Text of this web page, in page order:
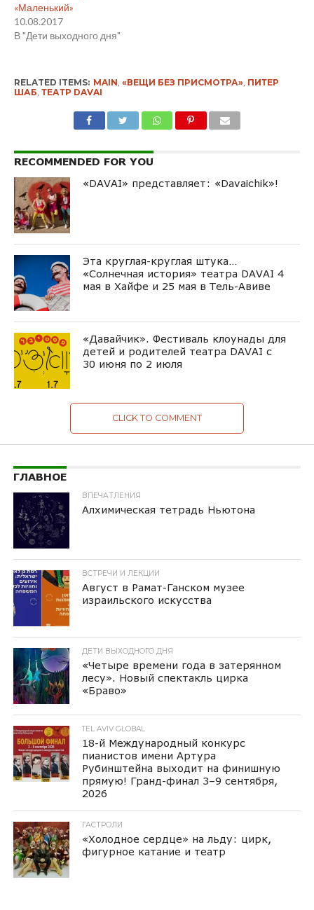
«Маленький»
10.08.2017
В "Дети выходного дня"
RELATED ITEMS: MAIN «ВЕЩИ БЕЗ ПРИСМОТРА», ПИТЕР
ШАБ ТЕАТР DAVAI
RECOMMENDED FOR YOU
«DAVAI» представляет: «Davaichik»!
Эта круглая-круглая штука…
«Солнечная история» театра DAVAI 4
мая в Хайфе и 25 мая в Тель-Авиве
«Давайчик». Фестиваль клоунады для
детей и родителей театра DAVAI с
30 июня по 2 июля
CLICK TO COMMENT
ГЛАВНОЕ
ВПЕЧАТЛЕНИЯ
Алхимическая тетрадь Ньютона
ВСТРЕЧИ И ЛЕКЦИИ
Август в Рамат-Ганском музее
израильского искусства
ДЕТИ ВЫХОДНОГО ДНЯ
«Четыре времени года в затерянном
лесу». Новый спектакль цирка
«Браво»
TEL AVIV GLOBAL
18-й Международный конкурс
пианистов имени Артура
Рубинштейна выходит на финишную
прямую! Гранд-финал 3–9 сентября,
2026
ГАСТРОЛИ
«Холодное сердце» на льду: цирк,
фигурное катание и театр